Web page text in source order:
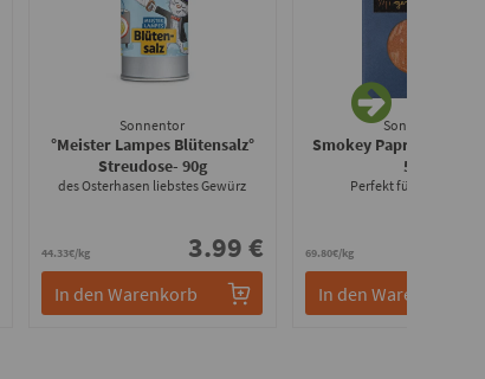
Sonnentor
°Meister Lampes Blütensalz°
Streudose- 90g
des Osterhasen liebstes Gewürz
44.33€/kg 3.99 €
In den Warenkorb
Sonnentor
Smokey Paprika
50g
Perfekt für Marinaden
69.80€/kg
In den Warenkorb